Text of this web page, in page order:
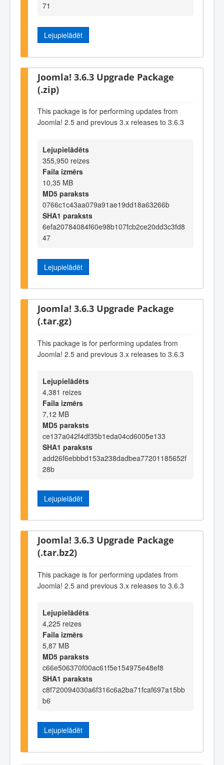
71
Lejupielādēt
Joomla! 3.6.3 Upgrade Package
(.zip)
This package is for performing updates from
Joomla! 2.5 and previous 3.x releases to 3.6.3
Lejupielādēts
355,950 reizes
Faila izmērs
10,35 MB
MD5 paraksts
0766c1c43aa079a91ae19dd18a63266b
SHA1 paraksts
6efa20784084f60e98b107fcb2ce20dd3c3fd8
47
Lejupielādēt
Joomla! 3.6.3 Upgrade Package
(.tar.gz)
This package is for performing updates from
Joomla! 2.5 and previous 3.x releases to 3.6.3
Lejupielādēts
4,381 reizes
Faila izmērs
7,12 MB
MD5 paraksts
ce137a042f4df35b1eda04cd6005e133
SHA1 paraksts
add26f6ebbbd153a238dadbea77201185652f
28b
Lejupielādēt
Joomla! 3.6.3 Upgrade Package
(.tar.bz2)
This package is for performing updates from
Joomla! 2.5 and previous 3.x releases to 3.6.3
Lejupielādēts
4,225 reizes
Faila izmērs
5,87 MB
MD5 paraksts
c66e506370f00ac61f5e154975e48ef8
SHA1 paraksts
c8f720094030a6f316c6a2ba71fcaf697a15bb
b6
Lejupielādēt